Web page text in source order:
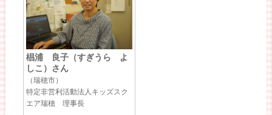
椙浦 良子（すぎうら よ
しこ）さん
（瑞穂市）
特定非営利活動法人キッズスク
エア瑞穂 理事長